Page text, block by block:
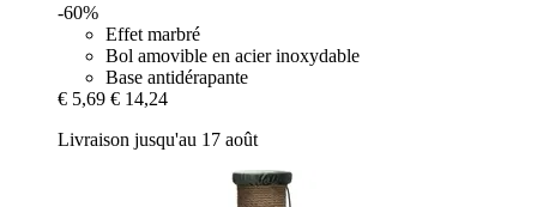
-60%
Effet marbré
Bol amovible en acier inoxydable
Base antidérapante
€ 5,69 € 14,24
Livraison jusqu'au 17 août